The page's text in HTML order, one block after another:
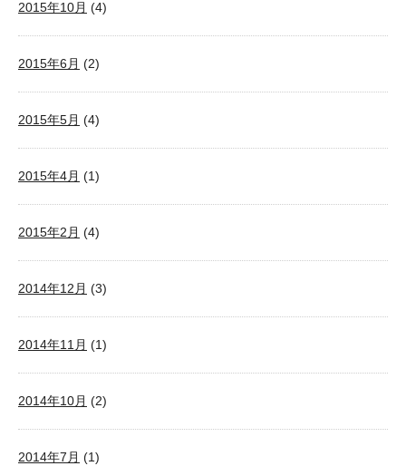
2015年10月 (4)
2015年6月 (2)
2015年5月 (4)
2015年4月 (1)
2015年2月 (4)
2014年12月 (3)
2014年11月 (1)
2014年10月 (2)
2014年7月 (1)